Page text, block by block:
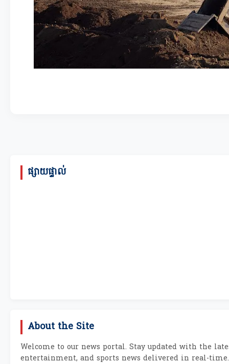
ផ្សាយផ្ទាល់
About the Site
Welcome to our news portal. Stay updated with the
entertainment, and sports news delivered in real-time.